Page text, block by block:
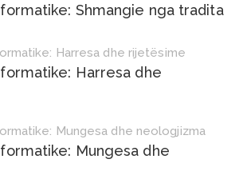
Shmangie nga tradita
Harresa dhe
Mungesa dhe